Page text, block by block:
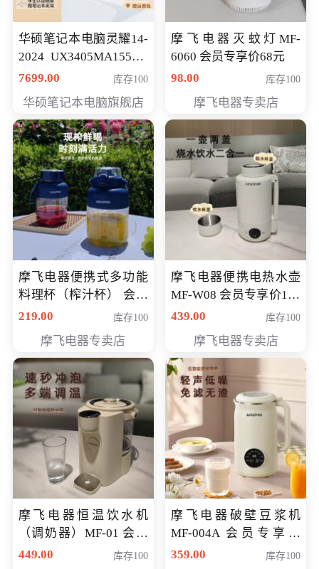
华硕笔记本电脑灵耀14-
2024 UX3405MA155夜
空蓝 oled 智慧轻薄本 会
7699.00 库存100
华硕笔记本电脑旗舰店
摩飞电器灭蚊灯MF-
6060 会员专享价68元
98.00
库存100
摩飞电器专卖店
摩飞电器便携式多功能
料理杯（榨汁杯） 会员
专享价118元
219.00 库存100
摩飞电器专卖店
摩飞电器便携电热水壶
MF-W08 会员专享价198
元
439.00 库存100
摩飞电器专卖店
摩飞电器恒温饮水机
（调奶器）MF-01 会员
专享价366元
449.00 库存100
摩飞电器破壁豆浆机
MF-004A 会员专享价
168元
359.00 库存100